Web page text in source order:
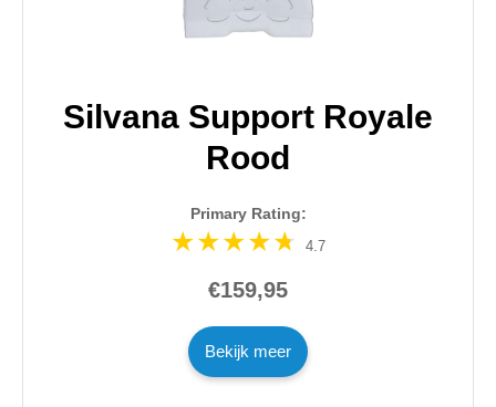
Silvana Support Royale
Rood
Primary Rating:
4.7
€159,95
Bekijk meer